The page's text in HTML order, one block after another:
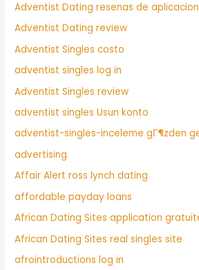
Adventist Dating resenas de
Adventist Dating review
Adventist Singles costo
adventist singles log in
Adventist Singles review
adventist singles Usun konto
adventist-singles-inceleme gГ¶zden
advertising
Affair Alert ross lynch dating
affordable payday loans
African Dating Sites application
African Dating Sites real singles site
afrointroductions log in